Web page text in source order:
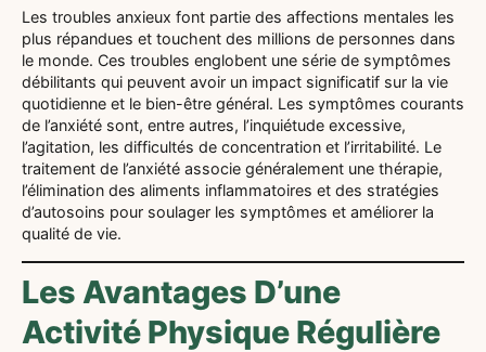
Les troubles anxieux font partie des affections mentales les
plus répandues et touchent des millions de personnes dans
le monde. Ces troubles englobent une série de symptômes
débilitants qui peuvent avoir un impact significatif sur la vie
quotidienne et le bien-être général. Les symptômes courants
de l’anxiété sont, entre autres, l’inquiétude excessive,
l’agitation, les difficultés de concentration et l’irritabilité. Le
traitement de l’anxiété associe généralement une thérapie,
l’élimination des aliments inflammatoires et des stratégies
d’autosoins pour soulager les symptômes et améliorer la
qualité de vie.
Les Avantages D’une
Activité Physique Régulière